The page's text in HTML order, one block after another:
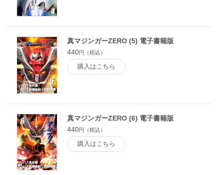
真マジンガーZERO (5) 電子書籍版
440円（税込）
購入はこちら
真マジンガーZERO (6) 電子書籍版
440円（税込）
購入はこちら